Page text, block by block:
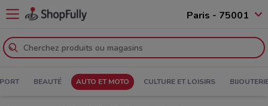
Paris - 75001
BEAUTÉ AUTO ET MOTO CULTURE ET LOISIRS